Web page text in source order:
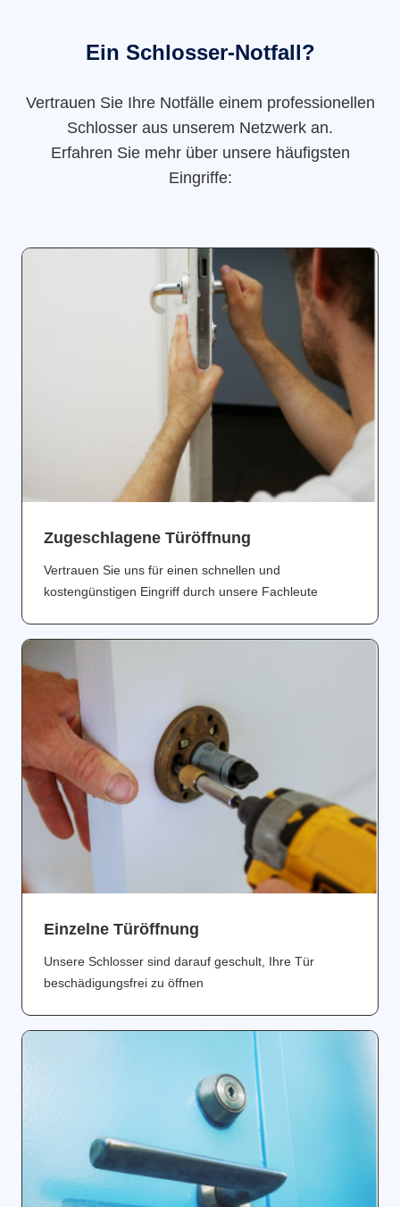
Ein Schlosser-Notfall?
Vertrauen Sie Ihre Notfälle einem professionellen
Schlosser aus unserem Netzwerk an.
Erfahren Sie mehr über unsere häufigsten
Eingriffe:
Zugeschlagene Türöffnung
Vertrauen Sie uns für einen schnellen und
kostengünstigen Eingriff durch unsere Fachleute
Einzelne Türöffnung
Unsere Schlosser sind darauf geschult, Ihre Tür
beschädigungsfrei zu öffnen